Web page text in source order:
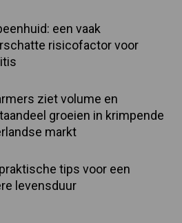
een vaak
risicofactor voor
ziet volume en
groeien in krimpende
markt
tips voor een
levensduur